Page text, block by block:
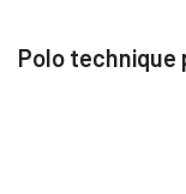
Polo technique